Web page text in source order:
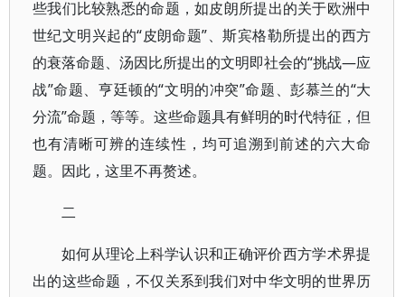
些我们比较熟悉的命题，如皮朗所提出的关于欧洲中
世纪文明兴起的“皮朗命题”、斯宾格勒所提出的西方
的衰落命题、汤因比所提出的文明即社会的“挑战—应
战”命题、亨廷顿的“文明的冲突”命题、彭慕兰的“大
分流”命题，等等。这些命题具有鲜明的时代特征，但
也有清晰可辨的连续性，均可追溯到前述的六大命
题。因此，这里不再赘述。
二
如何从理论上科学认识和正确评价西方学术界提
出的这些命题，不仅关系到我们对中华文明的世界历